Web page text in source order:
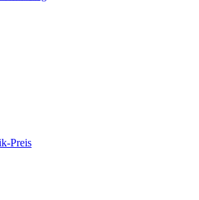
Preis